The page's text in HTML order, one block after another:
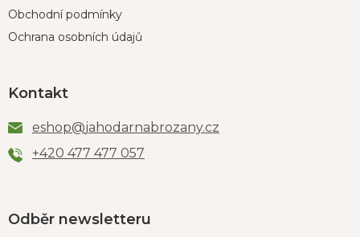
Obchodní podmínky
Ochrana osobních údajů
Kontakt
eshop@jahodarnabrozany.cz
+420 477 477 057
Odběr newsletteru